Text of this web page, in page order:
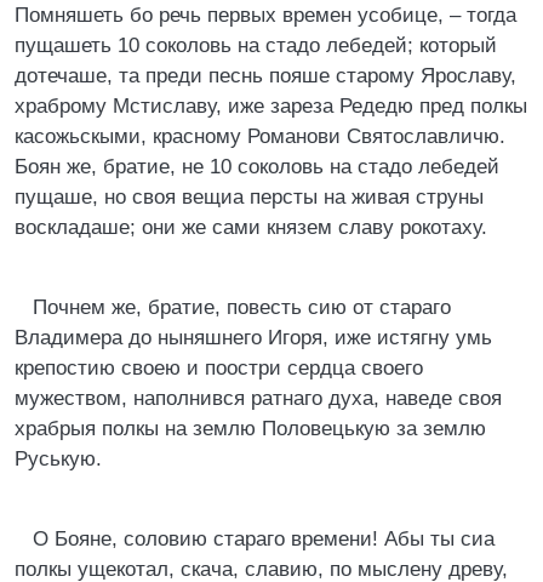
Помняшеть бо речь первых времен усобице, – тогда
пущашеть 10 соколовь на стадо лебедей; который
дотечаше, та преди песнь пояше старому Ярославу,
храброму Мстиславу, иже зареза Редедю пред полкы
касожьскыми, красному Романови Святославличю.
Боян же, братие, не 10 соколовь на стадо лебедей
пущаше, но своя вещиа персты на живая струны
воскладаше; они же сами князем славу рокотаху.
Почнем же, братие, повесть сию от стараго
Владимера до ныняшнего Игоря, иже истягну умь
крепостию своею и поостри сердца своего
мужеством, наполнився ратнаго духа, наведе своя
храбрыя полкы на землю Половецькую за землю
Руськую.
О Бояне, соловию стараго времени! Абы ты сиа
полкы ущекотал, скача, славию, по мыслену древу,